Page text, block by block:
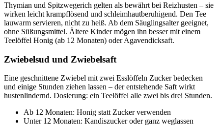
Thymian und Spitzwegerich gelten als bewährt bei Reizhusten – sie
wirken leicht krampflösend und schleimhautberuhigend. Den Tee
lauwarm servieren, nicht zu heiß. Ab dem Säuglingsalter geeignet,
ohne Süßungsmittel. Ältere Kinder mögen ihn besser mit einem
Teelöffel Honig (ab 12 Monaten) oder Agavendicksaft.
Zwiebelsud und Zwiebelsaft
Eine geschnittene Zwiebel mit zwei Esslöffeln Zucker bedecken
und einige Stunden ziehen lassen – der entstehende Saft wirkt
hustenlindernd. Dosierung: ein Teelöffel alle zwei bis drei Stunden.
Ab 12 Monaten: Honig statt Zucker verwenden
Unter 12 Monaten: Kandiszucker oder ganz weglassen